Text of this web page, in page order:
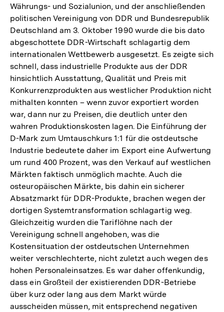
Währungs- und Sozialunion, und der anschließenden
politischen Vereinigung von DDR und Bundesrepublik
Deutschland am 3. Oktober 1990 wurde die bis dato
abgeschottete DDR-Wirtschaft schlagartig dem
internationalen Wettbewerb ausgesetzt. Es zeigte sich
schnell, dass industrielle Produkte aus der DDR
hinsichtlich Ausstattung, Qualität und Preis mit
Konkurrenzprodukten aus westlicher Produktion nicht
mithalten konnten – wenn zuvor exportiert worden
war, dann nur zu Preisen, die deutlich unter den
wahren Produktionskosten lagen. Die Einführung der
D-Mark zum Umtauschkurs 1:1 für die ostdeutsche
Industrie bedeutete daher im Export eine Aufwertung
um rund 400 Prozent, was den Verkauf auf westlichen
Märkten faktisch unmöglich machte. Auch die
osteuropäischen Märkte, bis dahin ein sicherer
Absatzmarkt für DDR-Produkte, brachen wegen der
dortigen Systemtransformation schlagartig weg.
Gleichzeitig wurden die Tariflöhne nach der
Vereinigung schnell angehoben, was die
Kostensituation der ostdeutschen Unternehmen
weiter verschlechterte, nicht zuletzt auch wegen des
hohen Personaleinsatzes. Es war daher offenkundig,
dass ein Großteil der existierenden DDR-Betriebe
über kurz oder lang aus dem Markt würde
ausscheiden müssen, mit entsprechend negativen